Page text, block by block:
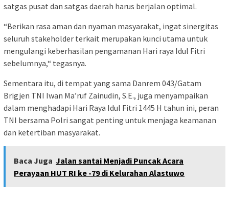
satgas pusat dan satgas daerah harus berjalan optimal.
“Berikan rasa aman dan nyaman masyarakat, ingat sinergitas
seluruh stakeholder terkait merupakan kunci utama untuk
mengulangi keberhasilan pengamanan Hari raya Idul Fitri
sebelumnya,“ tegasnya.
Sementara itu, di tempat yang sama Danrem 043/Gatam
Brigjen TNI Iwan Ma’ruf Zainudin, S.E., juga menyampaikan
dalam menghadapi Hari Raya Idul Fitri 1445 H tahun ini, peran
TNI bersama Polri sangat penting untuk menjaga keamanan
dan ketertiban masyarakat.
Baca Juga Jalan santai Menjadi Puncak Acara
Perayaan HUT RI ke -79 di Kelurahan Alastuwo